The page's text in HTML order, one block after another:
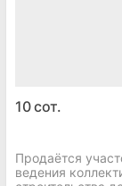
10сот.
Продаётся
ведения